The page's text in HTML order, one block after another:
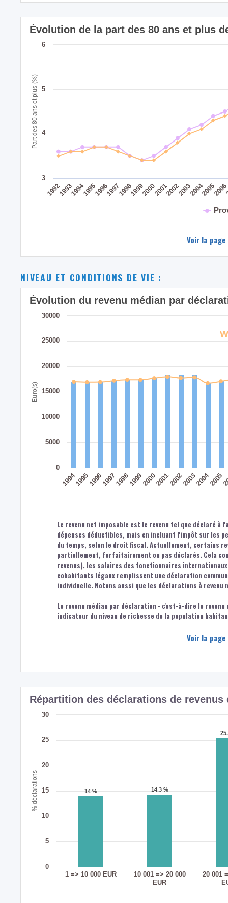
Part des 80 ans et plus (%)
Évolution de la part des 80 ans et plus
199219931994199519961997199819992000200120022003200420052006
3
4
5
6
Voir la
NIVEAU ET CONDITIONS DE VIE :
Euro(s)
Évolution du revenu médian par
199419951996199719981999200020012002200320042005
0
5000
10000
15000
20000
25000
30000
Le revenu net imposable est le revenu tel que déclaré
dépenses déductibles, mais en incluant l'impôt sur les
du temps, selon le droit fiscal. Actuellement, certains
partiellement, forfaitairement ou pas déclarés. Cela
revenus), les salaires des fonctionnaires
cohabitants légaux remplissent une déclaration
individuelle. Notons aussi que les déclarations à
Le revenu médian par déclaration - c'est-à-dire le
indicateur du niveau de richesse de la population
Voir la
% déclarations
Répartition des déclarations de
1 => 10 000 EUR
10 001 => 20 000
EUR
20 001
0
5
10
15
20
25
30
14 %
14 % 14.3 %
14.3 %